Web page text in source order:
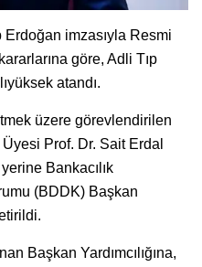
imzasıyla Resmi
göre, Adli Tıp
atandı.
üzere görevlendirilen
Prof. Dr. Sait Erdal
Bankacılık
(BDDK) Başkan
Başkan Yardımcılığına,